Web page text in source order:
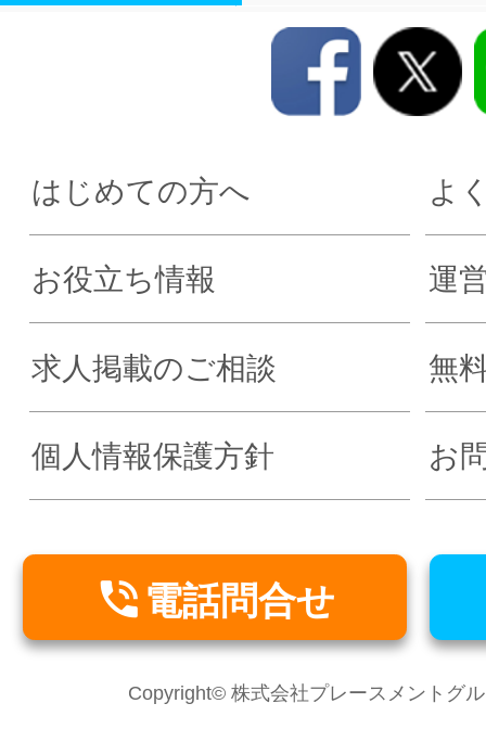
はじめての方へ よ
お役立ち情報 運
求人掲載のご相談 無
個人情報保護方針 お
 電話問合せ
Copyright© 株式会社プレースメントグ